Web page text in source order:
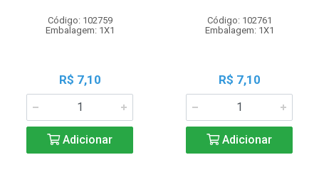
Código: 102759
Embalagem: 1X1
R$ 7,10
Adicionar
Código: 102761
Embalagem: 1X1
R$ 7,10
Adicionar